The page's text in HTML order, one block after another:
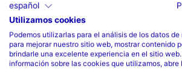
No limpiar en seco
Selecciona tu país e
País
España
español
Utilizamos cookies
Podemos utilizarlas para el análisis de los datos
para mejorar nuestro sitio web, mostrar contenido
brindarle una excelente experiencia en el sitio
información sobre las cookies que utilizamos, abre